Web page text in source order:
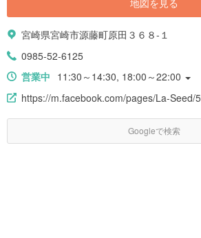
地図を見る
宮崎県宮崎市源藤町原田３６８-１
0985-52-6125
営業中 11:30～14:30, 18:00～22:00
https://m.facebook.com/pages/La-Seed/
Googleで検索